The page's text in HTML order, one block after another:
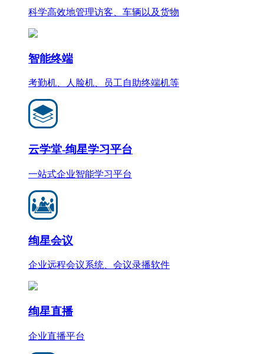
科学高效地管理访客、车辆以及货物
智能终端
考勤机、人脸机、员工自助终端机等
云学堂-绚星学习平台
一站式企业智能学习平台
绚星会议
企业远程会议系统、会议录播软件
绚星直播
企业直播平台